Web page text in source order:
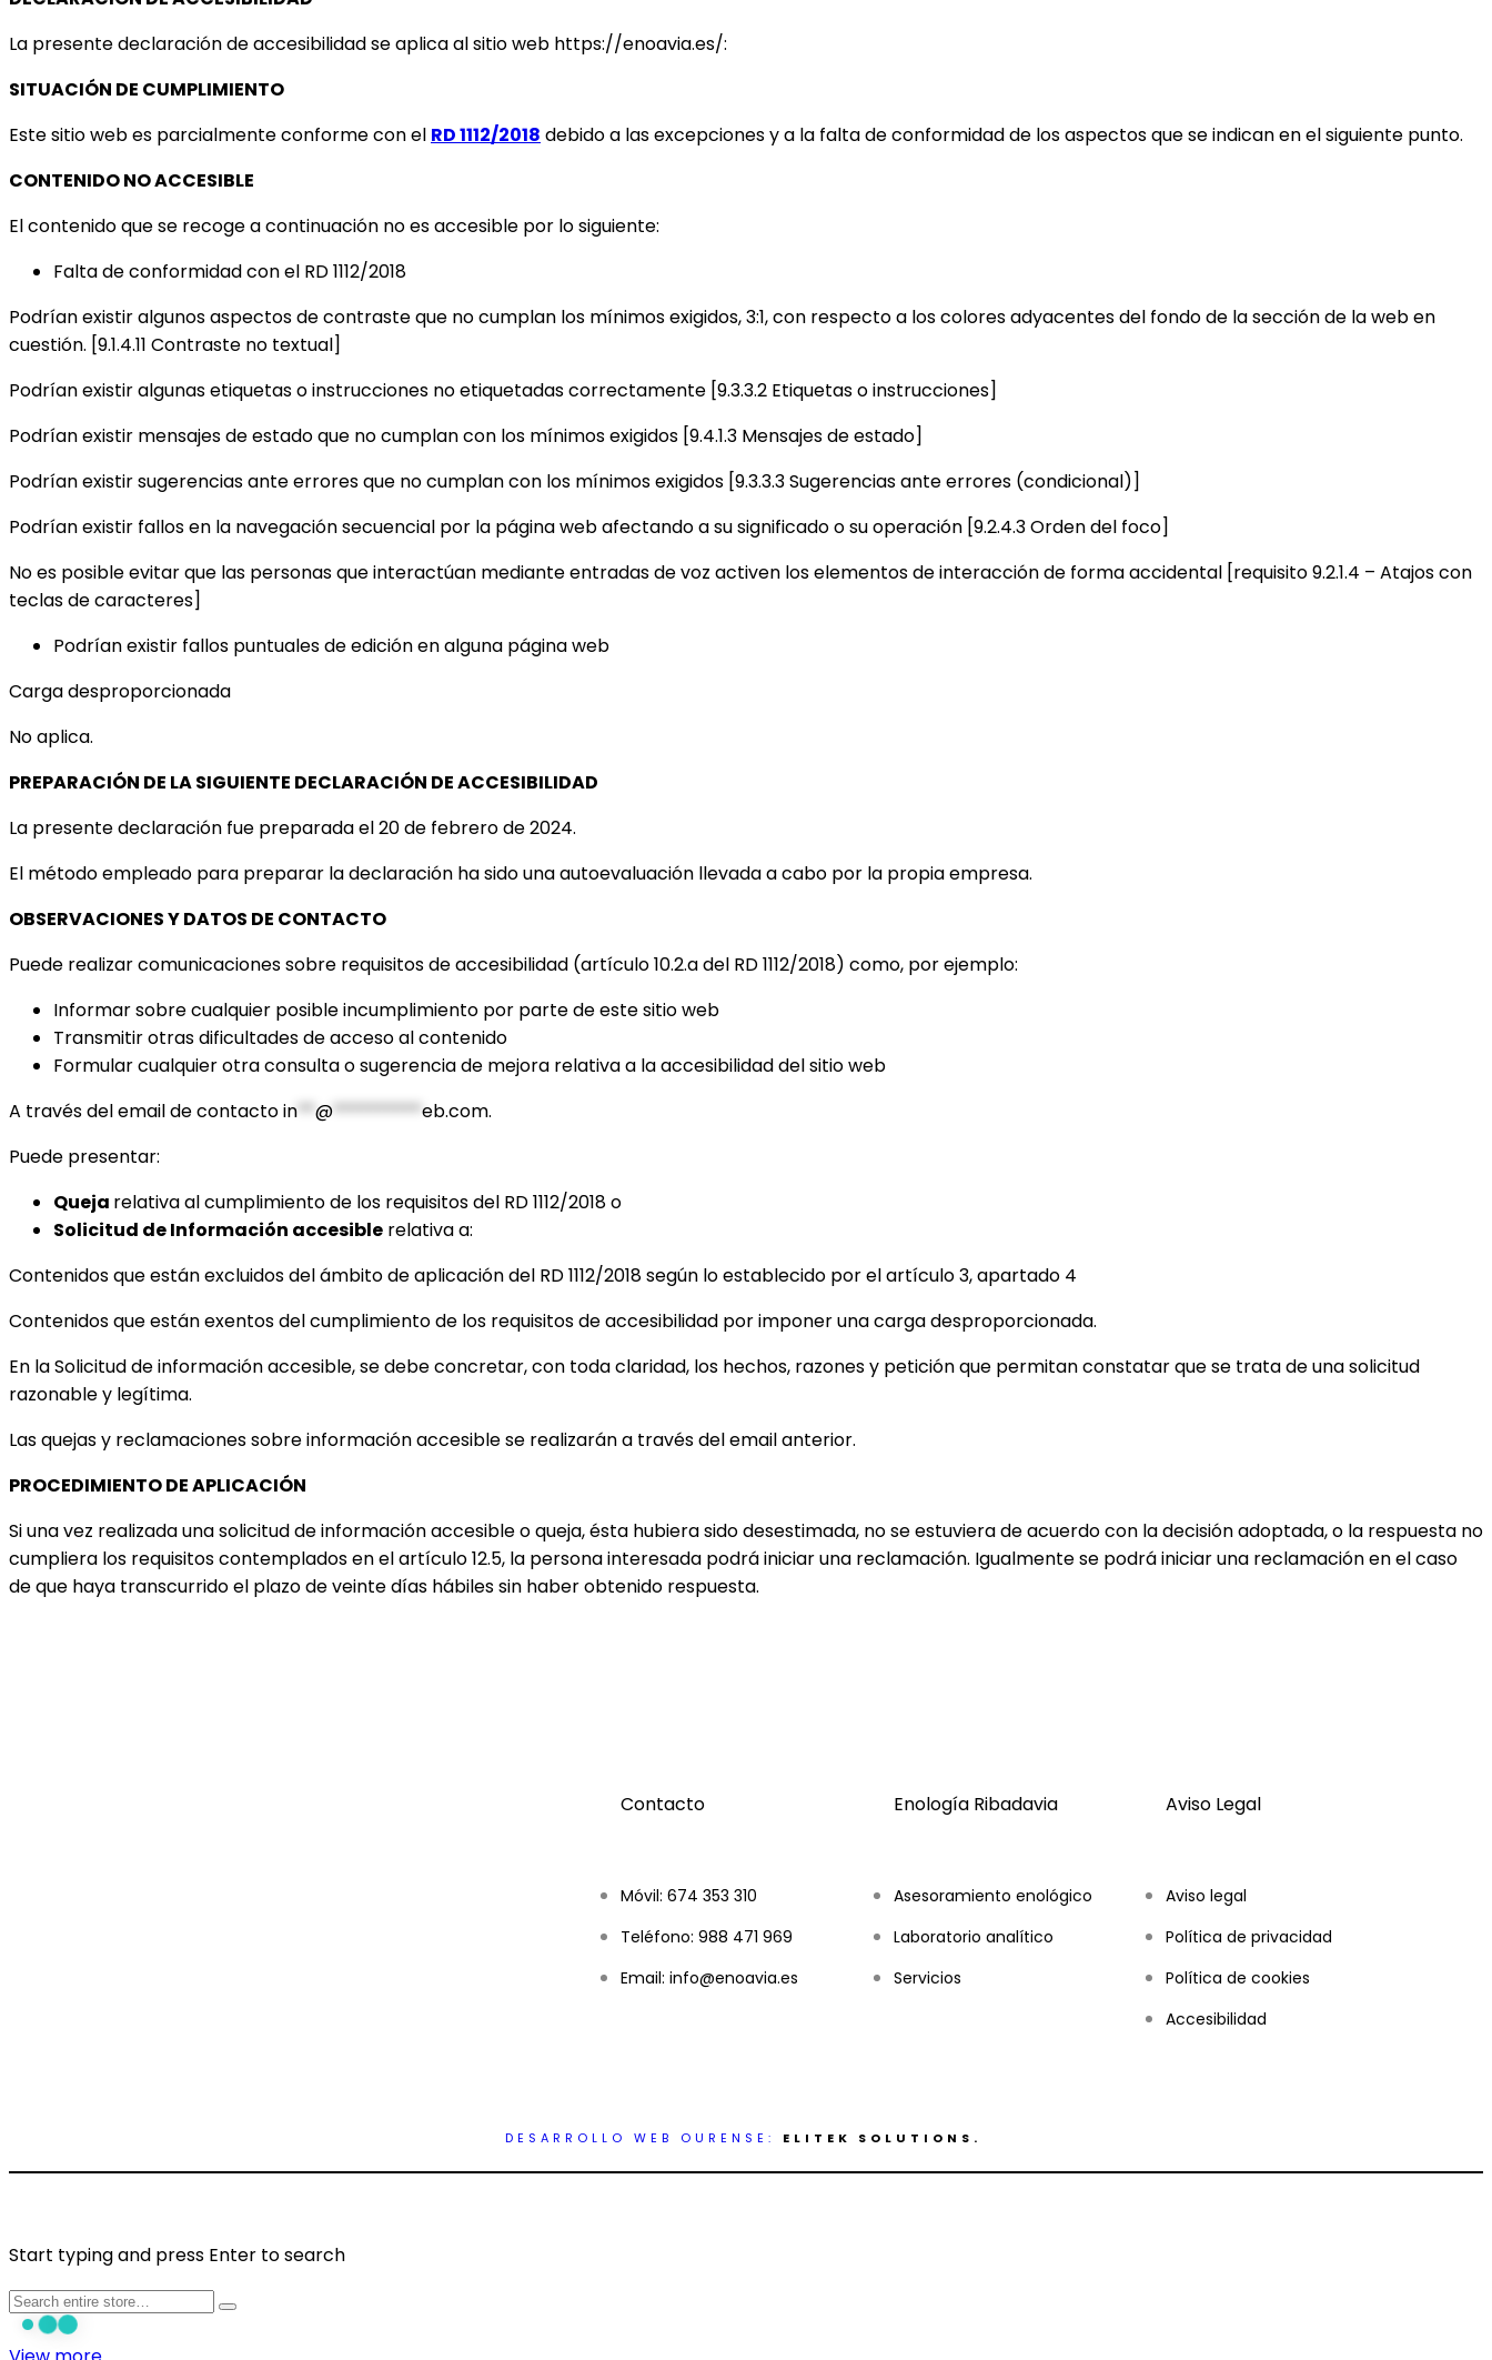
La presente declaración de accesibilidad se aplica al sitio web https://enoavia.es/:
SITUACIÓN DE CUMPLIMIENTO
Este sitio web es parcialmente conforme con el RD 1112/2018 debido a las excepciones y a la falta de conformidad de los aspectos que se indican en el siguiente punto.
CONTENIDO NO ACCESIBLE
El contenido que se recoge a continuación no es accesible por lo siguiente:
Falta de conformidad con el RD 1112/2018
Podrían existir algunos aspectos de contraste que no cumplan los mínimos exigidos, 3:1, con respecto a los colores adyacentes del fondo de la sección de la web en
cuestión. [9.1.4.11 Contraste no textual]
Podrían existir algunas etiquetas o instrucciones no etiquetadas correctamente [9.3.3.2 Etiquetas o instrucciones]
Podrían existir mensajes de estado que no cumplan con los mínimos exigidos [9.4.1.3 Mensajes de estado]
Podrían existir sugerencias ante errores que no cumplan con los mínimos exigidos [9.3.3.3 Sugerencias ante errores (condicional)]
Podrían existir fallos en la navegación secuencial por la página web afectando a su significado o su operación [9.2.4.3 Orden del foco]
No es posible evitar que las personas que interactúan mediante entradas de voz activen los elementos de interacción de forma accidental [requisito 9.2.1.4 – Atajos con
teclas de caracteres]
Podrían existir fallos puntuales de edición en alguna página web
Carga desproporcionada
No aplica.
PREPARACIÓN DE LA SIGUIENTE DECLARACIÓN DE ACCESIBILIDAD
La presente declaración fue preparada el 20 de febrero de 2024.
El método empleado para preparar la declaración ha sido una autoevaluación llevada a cabo por la propia empresa.
OBSERVACIONES Y DATOS DE CONTACTO
Puede realizar comunicaciones sobre requisitos de accesibilidad (artículo 10.2.a del RD 1112/2018) como, por ejemplo:
Informar sobre cualquier posible incumplimiento por parte de este sitio web
Transmitir otras dificultades de acceso al contenido
Formular cualquier otra consulta o sugerencia de mejora relativa a la accesibilidad del sitio web
A través del email de contactoin**@**********eb.com.
Puede presentar:
Queja relativa al cumplimiento de los requisitos del RD 1112/2018 o
Solicitud de Información accesible relativa a:
Contenidos que están excluidos del ámbito de aplicación del RD 1112/2018 según lo establecido por el artículo 3, apartado 4
Contenidos que están exentos del cumplimiento de los requisitos de accesibilidad por imponer una carga desproporcionada.
En la Solicitud de información accesible, se debe concretar, con toda claridad, los hechos, razones y petición que permitan constatar que se trata de una solicitud
razonable y legítima.
Las quejas y reclamaciones sobre información accesible se realizarán a través del email anterior.
PROCEDIMIENTO DE APLICACIÓN
Si una vez realizada una solicitud de información accesible o queja, ésta hubiera sido desestimada, no se estuviera de acuerdo con la decisión adoptada, o la respuesta no
cumpliera los requisitos contemplados en el artículo 12.5, la persona interesada podrá iniciar una reclamación. Igualmente se podrá iniciar una reclamación en el caso
de que haya transcurrido el plazo de veinte días hábiles sin haber obtenido respuesta.
Contacto
Móvil: 674 353 310
Teléfono: 988 471 969
Email: info@enoavia.es
Enología Ribadavia
Asesoramiento enológico
Laboratorio analítico
Servicios
Aviso Legal
Aviso legal
Política de privacidad
Política de cookies
Accesibilidad
DESARROLLO WEB OURENSE: ELITEK SOLUTIONS.
Start typing and press Enter to search